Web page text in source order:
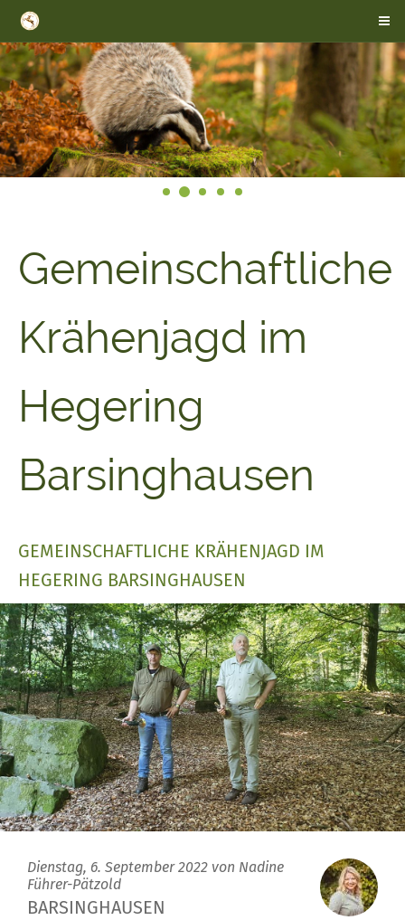
Gemeinschaftliche
Krähenjagd im
Hegering
Barsinghausen
GEMEINSCHAFTLICHE KRÄHENJAGD IM
HEGERING BARSINGHAUSEN
Dienstag, 6. September 2022 von Nadine
Führer-Pätzold
BARSINGHAUSEN